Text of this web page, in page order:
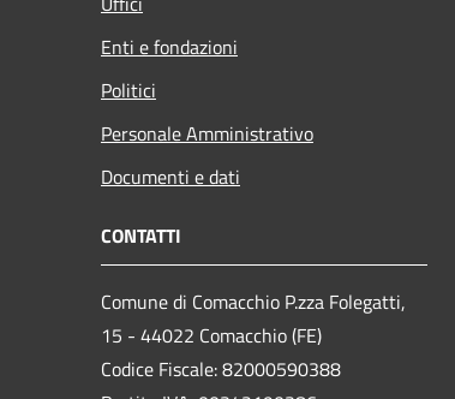
Enti e fondazioni
Politici
Personale Amministrativo
Documenti e dati
CONTATTI
Comune di Comacchio P.zza Folegatti,
15 - 44022 Comacchio (FE)
Codice Fiscale: 82000590388